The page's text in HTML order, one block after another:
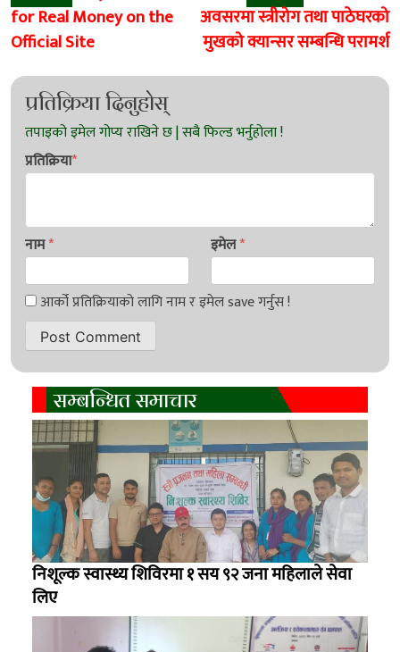
navigation
for Real Money on the
Official Site
अवसरमा स्त्रीरोग तथा पाठेघरको
मुखको क्यान्सर सम्बन्धि परामर्श
प्रतिक्रिया दिनुहोस्
प्रतिक्रिया*
नाम* इमेल*
सम्बन्धित समाचार
निशूल्क स्वास्थ्य शिविरमा १ सय ९२ जना महिलाले सेवा
लिए